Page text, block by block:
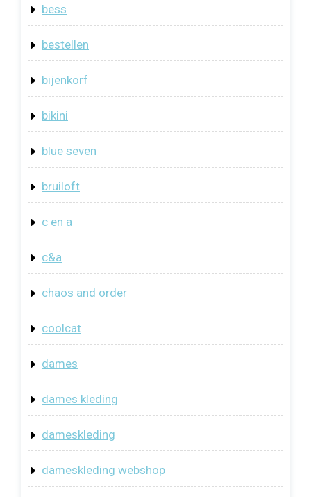
bess
bestellen
bijenkorf
bikini
blue seven
bruiloft
c en a
c&a
chaos and order
coolcat
dames
dames kleding
dameskleding
dameskleding webshop